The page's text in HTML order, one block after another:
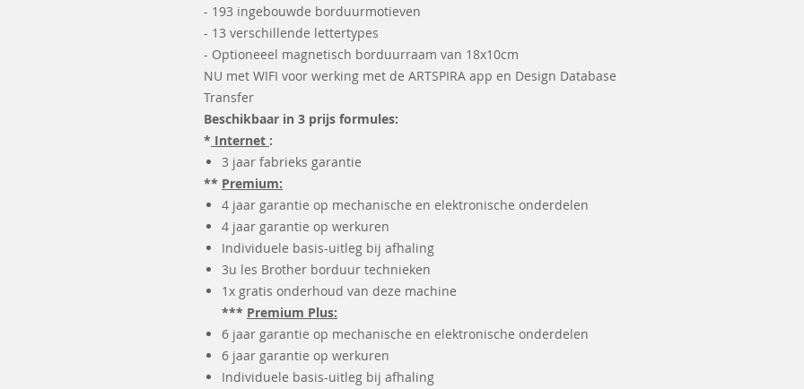
- 193 ingebouwde borduurmotieven
- 13 verschillende lettertypes
- Optioneeel magnetisch borduurraam van 18x10cm
NU met WIFI voor werking met de ARTSPIRA app en Design Database
Transfer
Beschikbaar in 3 prijs formules:
* Internet :
3 jaar fabrieks garantie
** Premium:
4 jaar garantie op mechanische en elektronische onderdelen
4 jaar garantie op werkuren
Individuele basis-uitleg bij afhaling
3u les Brother borduur technieken
1x gratis onderhoud van deze machine
*** Premium Plus:
6 jaar garantie op mechanische en elektronische onderdelen
6 jaar garantie op werkuren
Individuele basis-uitleg bij afhaling